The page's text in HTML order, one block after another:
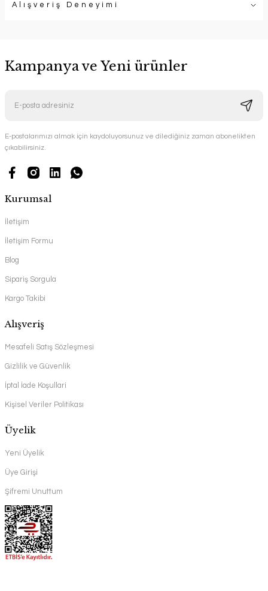
Alışveriş Deneyimi
Kampanya ve Yeni ürünler
E-postalarımızı almak için kaydoluyorsunuz ve dilediğiniz zaman abonelikten
çıkabilirsiniz.
Kurumsal
İletişim
İletişim Formu
Blog
Sipariş Sorgula
Kargo Takibi
Alışveriş
Mesafeli Satış Sözleşmesi
Gizlilik ve Güvenlik
İptal İade Koşullari
Kişisel Veriler Politikası
Üyelik
Yeni Üyelik
Üye Girişi
Şifremi Unuttum